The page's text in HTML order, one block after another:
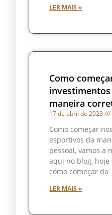
LER MAIS »
Como
maneira
17 de abril de 2023
Como começar
esportivos da
pessoal, vamos a
aqui no blog, hoje
como começar da
LER MAIS »